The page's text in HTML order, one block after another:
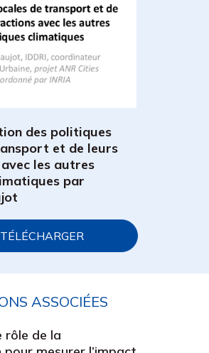
des politiques
et de leurs
les autres
par
TÉLÉCHARGER
ASSOCIÉES
rôle de la